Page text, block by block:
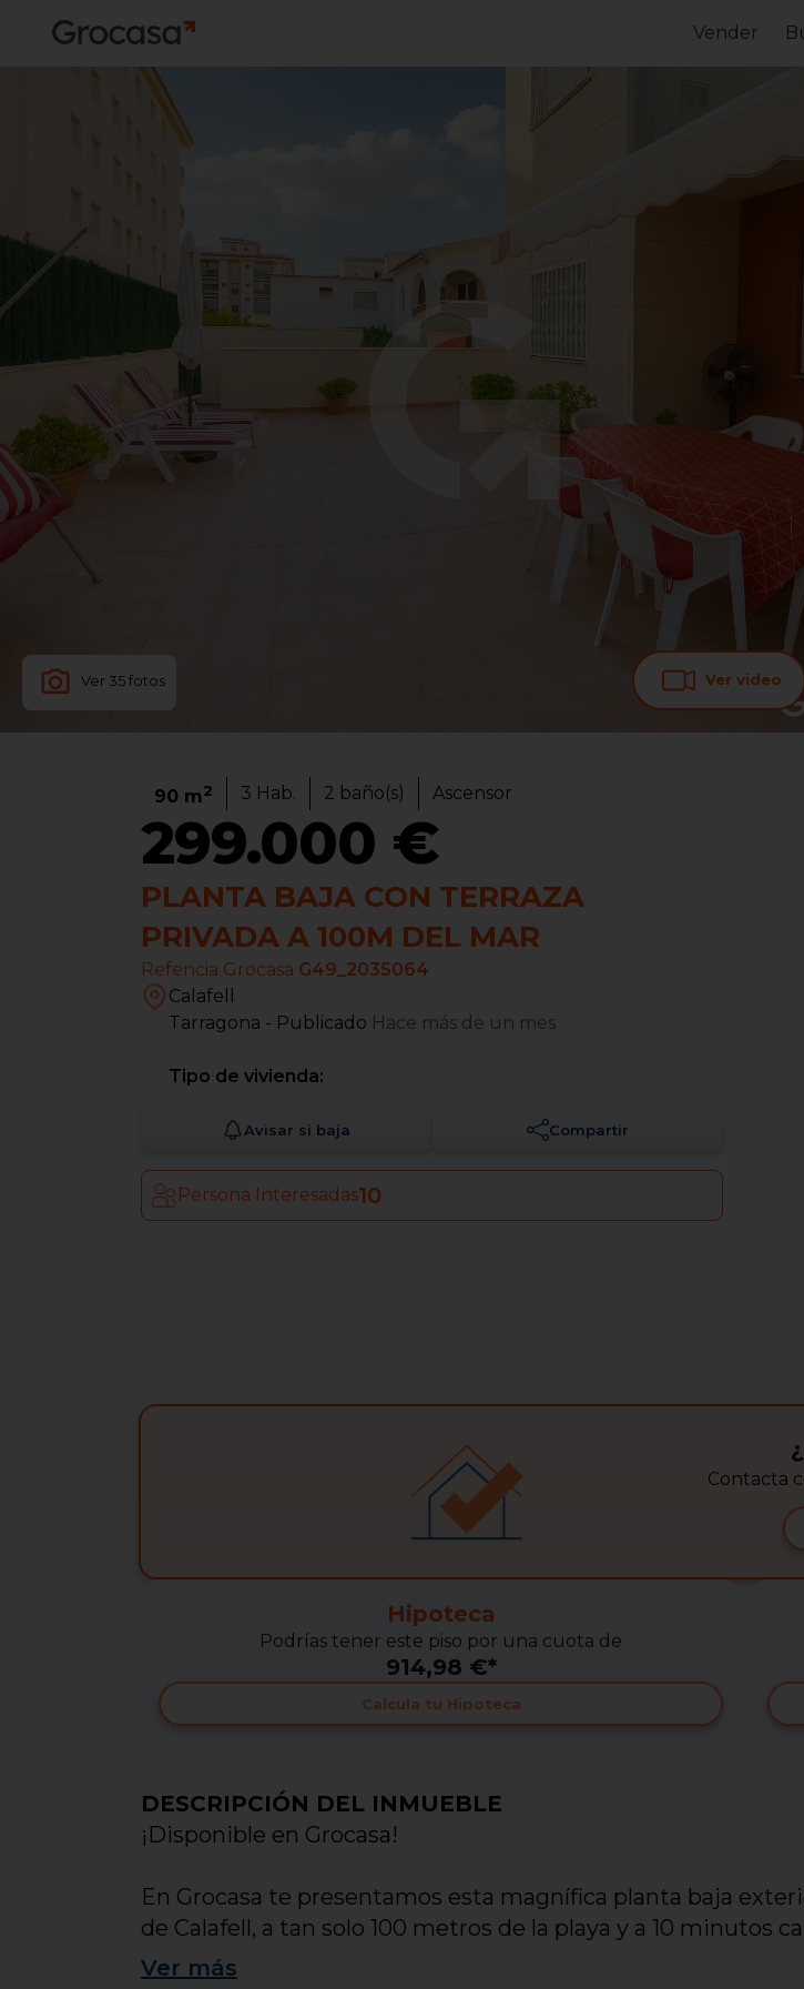
Vender
Ver video
Ver 35fotos
90 m2 3 Hab. 2 baño(s) Ascensor
299.000 €
PLANTA BAJA CON TERRAZA
PRIVADA A 100M DEL MAR
Refencia Grocasa G49_2035064
Calafell
Tarragona - Publicado Hace más de un mes
Tipo de vivienda:
Avisar si baja Compartir
Persona Interesadas10
Contacta
Hipoteca
Podrías tener este piso por una cuota de
914,98 €*
Calcula tu Hipoteca
DESCRIPCIÓN DEL INMUEBLE
¡Disponible en Grocasa!
En Grocasa te presentamos esta magnífica planta baja
de Calafell, a tan solo 100 metros de la playa y a 10 minutos
Ver más